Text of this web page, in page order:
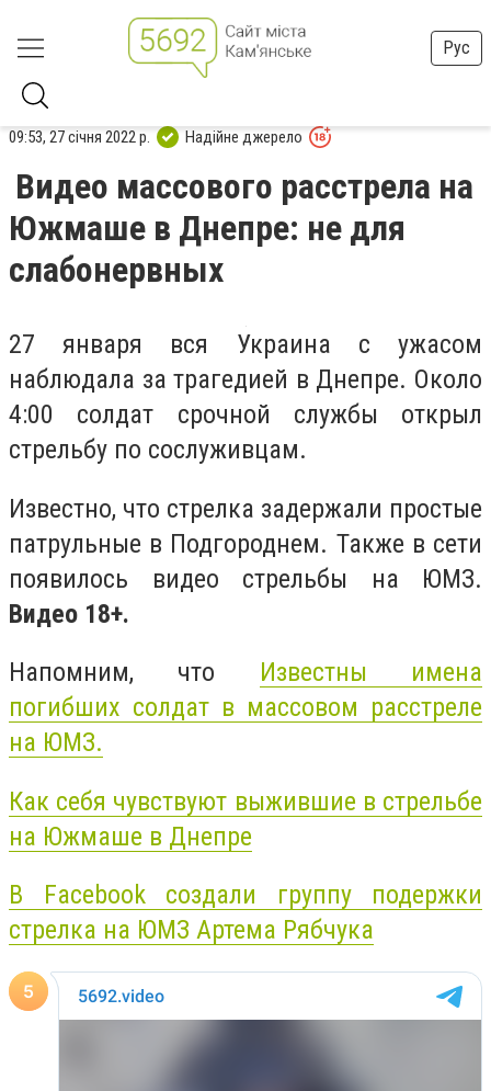
Рус
09:53, 27 січня 2022 р. Надійне джерело
Видео массового расстрела на
Южмаше в Днепре: не для
слабонервных
27 января вся Украина с ужасом
наблюдала за трагедией в Днепре. Около
4:00 солдат срочной службы открыл
стрельбу по сослуживцам.
Известно, что стрелка задержали простые
патрульные в Подгороднем. Также в сети
появилось видео стрельбы на ЮМЗ.
Видео 18+.
Напомним, что Известны имена
погибших солдат в массовом расстреле
на ЮМЗ.
Как себя чувствуют выжившие в стрельбе
на Южмаше в Днепре
В Facebook создали группу подержки
стрелка на ЮМЗ Артема Рябчука